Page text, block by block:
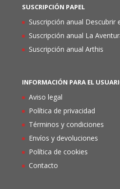
SUSCRIPCIÓN PAPEL
Suscripción anual Descubrir
Suscripción anual La
Suscripción anual Arthis
INFORMACIÓN PARA EL
Aviso legal
Política de privacidad
Términos y condiciones
Envíos y devoluciones
Política de cookies
Contacto